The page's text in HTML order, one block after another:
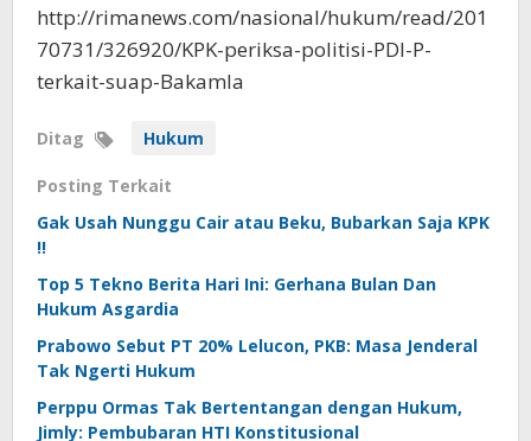
http://rimanews.com/nasional/hukum/read/201
70731/326920/KPK-periksa-politisi-PDI-P-
terkait-suap-Bakamla
Ditag Hukum
Posting Terkait
Gak Usah Nunggu Cair atau Beku, Bubarkan Saja KPK
!!
Top 5 Tekno Berita Hari Ini: Gerhana Bulan Dan
Hukum Asgardia
Prabowo Sebut PT 20% Lelucon, PKB: Masa Jenderal
Tak Ngerti Hukum
Perppu Ormas Tak Bertentangan dengan Hukum,
Jimly: Pembubaran HTI Konstitusional